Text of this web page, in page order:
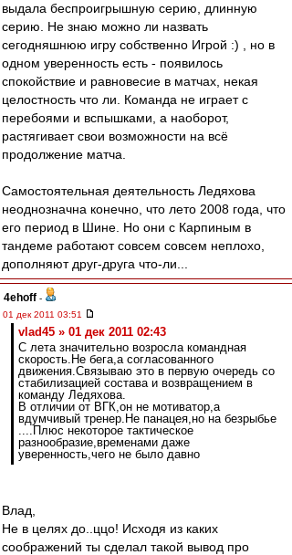
выдала беспроигрышную серию, длинную
серию. Не знаю можно ли назвать
сегодняшнюю игру собственно Игрой :) , но в
одном уверенность есть - появилось
спокойствие и равновесие в матчах, некая
целостность что ли. Команда не играет с
перебоями и вспышками, а наоборот,
растягивает свои возможности на всё
продолжение матча.
Самостоятельная деятельность Ледяхова
неоднозначна конечно, что лето 2008 года, что
его период в Шине. Но они с Карпиным в
тандеме работают совсем совсем неплохо,
дополняют друг-друга что-ли...
4ehoff -
01 дек 2011 03:51
vlad45 » 01 дек 2011 02:43
С лета значительно возросла командная
скорость.Не бега,а согласованного
движения.Связываю это в первую очередь со
стабилизацией состава и возвращением в
команду Ледяхова.
В отличии от ВГК,он не мотиватор,а
вдумчивый тренер.Не панацея,но на безрыбье
....Плюс некоторое тактическое
разнообразие,временами даже
уверенность,чего не было давно
Влад,
Не в целях до..ццо! Исходя из каких
соображений ты сделал такой вывод про